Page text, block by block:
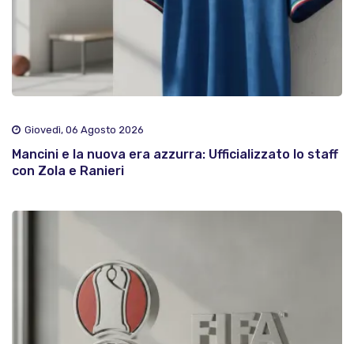
Giovedì, 06 Agosto 2026
Mancini e la nuova era azzurra: Ufficializzato lo staff
con Zola e Ranieri